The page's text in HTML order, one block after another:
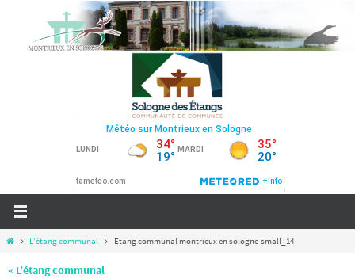
contenu
HomeL'étang communal Etang communal montrieux en sologne-small_14
« L’étang communal